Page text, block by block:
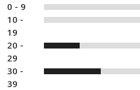
0 - 9
10 -
19
20 -
29
30 -
39